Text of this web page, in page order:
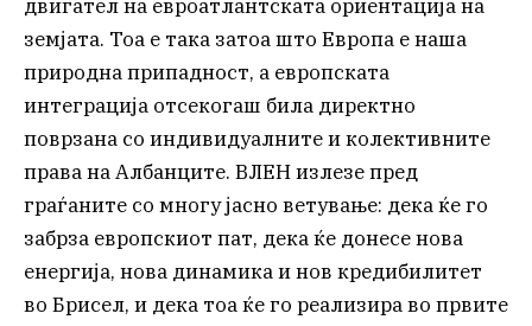
двигател на евроатлантската ориентација на
земјата. Тоа е така затоа што Европа е наша
природна припадност, а европската
интеграција отсекогаш била директно
поврзана со индивидуалните и колективните
права на Албанците. ВЛЕН излезе пред
граѓаните со многу јасно ветување: дека ќе го
забрза европскиот пат, дека ќе донесе нова
енергија, нова динамика и нов кредибилитет
во Брисел, и дека тоа ќе го реализира во првите